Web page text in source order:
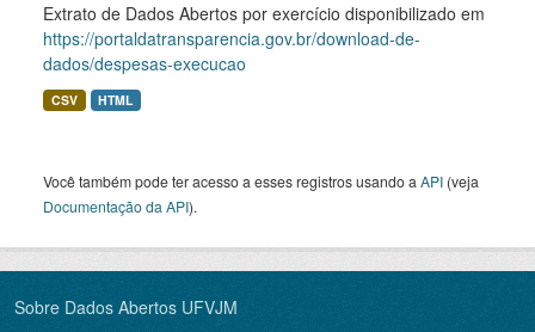
Extrato de Dados Abertos por exercício disponibilizado em
https://portaldatransparencia.gov.br/download-de-
dados/despesas-execucao
CSV HTML
Você também pode ter acesso a esses registros usando a API (veja
Documentação da API).
Sobre Dados Abertos UFVJM